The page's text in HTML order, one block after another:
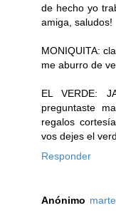
de hecho yo
amiga, saludos!
MONIQUITA:
me aburro de
EL VERDE:
preguntaste
regalos
vos dejes el
Responder
Anónimo